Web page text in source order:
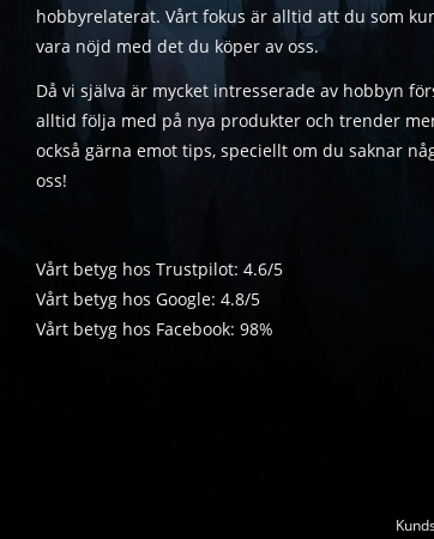
hobbyrelaterat. Vårt fokus är alltid att du som
vara nöjd med det du köper av oss.
Då vi själva är mycket intresserade av hobbyn
alltid följa med på nya produkter och trender
också gärna emot tips, speciellt om du saknar
oss!
Vårt betyg hos Trustpilot: 4.6/5
Vårt betyg hos Google: 4.8/5
Vårt betyg hos Facebook: 98%